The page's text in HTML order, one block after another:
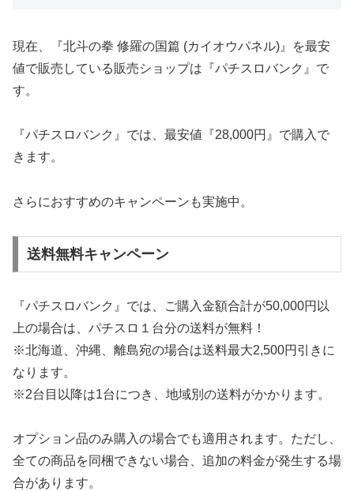
現在、『北斗の拳 修羅の国篇 (カイオウパネル)』を最安
値で販売している販売ショップは『パチスロバンク』で
す。
『パチスロバンク』では、最安値『28,000円』で購入で
きます。
さらにおすすめのキャンペーンも実施中。
送料無料キャンペーン
『パチスロバンク』では、ご購入金額合計が50,000円以
上の場合は、パチスロ１台分の送料が無料！
※北海道、沖縄、離島宛の場合は送料最大2,500円引きに
なります。
※2台目以降は1台につき、地域別の送料がかかります。
オプション品のみ購入の場合でも適用されます。ただし、
全ての商品を同梱できない場合、追加の料金が発生する場
合があります。